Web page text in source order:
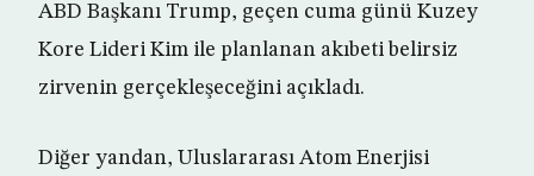
ABD Başkanı Trump, geçen cuma günü Kuzey
Kore Lideri Kim ile planlanan akıbeti belirsiz
zirvenin gerçekleşeceğini açıkladı.
Diğer yandan, Uluslararası Atom Enerjisi